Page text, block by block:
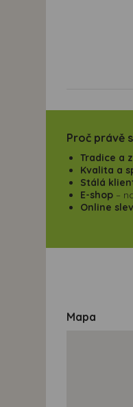
Proč právě
Tradice a
Kvalita a
Stálá
E-shop –
Online
Mapa